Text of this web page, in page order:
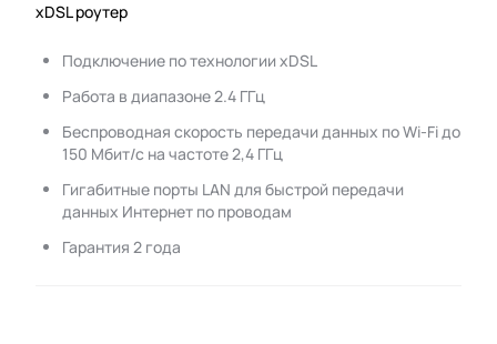
xDSL роутер
Подключение по технологии xDSL
Работа в диапазоне 2.4 ГГц
Беспроводная скорость передачи данных по Wi-Fi до
150 Мбит/с на частоте 2,4 ГГц
Гигабитные порты LAN для быстрой передачи
данных Интернет по проводам
Гарантия 2 года